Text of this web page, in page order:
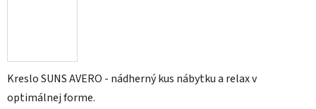
Kreslo SUNS AVERO - nádherný kus nábytku a relax v
optimálnej forme.